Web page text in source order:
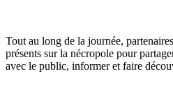
Tout au long de la journée,
présents sur la nécropole pour
avec le public, informer et faire